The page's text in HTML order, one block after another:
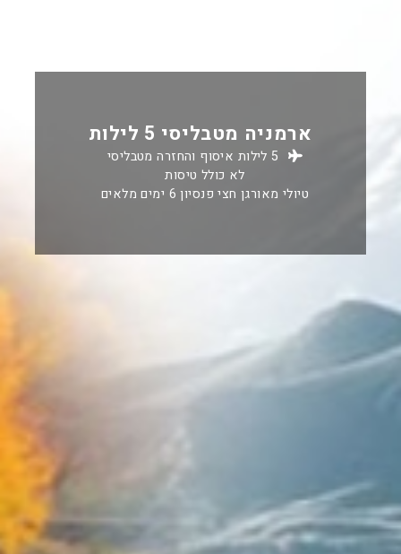
ארמניה מטבליסי 5 לילות
5 לילות איסוף והחזרה מטבליסי
לא כולל טיסות
טיולי מאורגן חצי פנסיון 6 ימים מלאים